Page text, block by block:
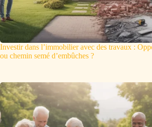
Investir dans l’immobilier avec des travaux :
ou chemin semé d’embûches ?